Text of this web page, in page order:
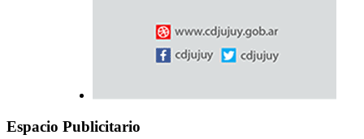
Espacio Publicitario